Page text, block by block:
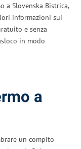
a Slovenska Bistrica,
informazioni sui
e senza
in modo
a
un compito